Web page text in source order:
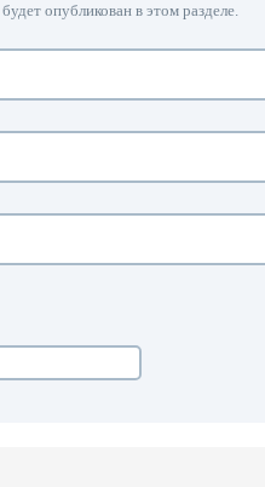
опубликован в этом разделе.